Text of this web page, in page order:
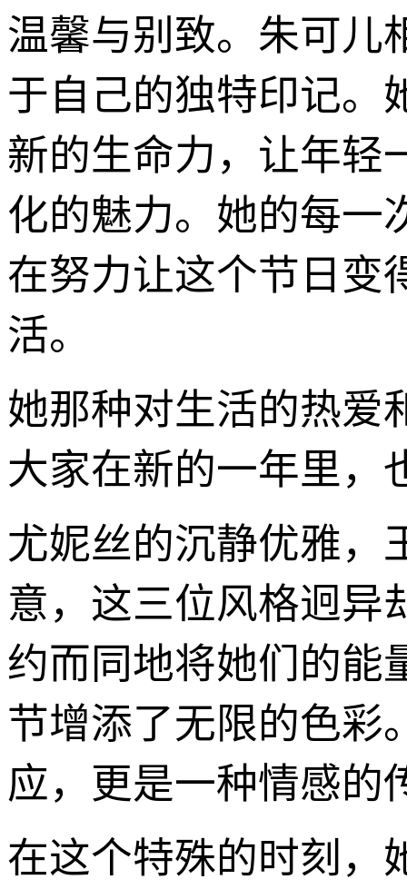
温馨与别致。朱可儿
于自己的独特印记。
新的生命力，让年轻
化的魅力。她的每一
在努力让这个节日变
活。
她那种对生活的热爱
大家在新的一年里，
尤妮丝的沉静优雅，
意，这三位风格迥异
约而同地将她们的能
节增添了无限的色彩
应，更是一种情感的
在这个特殊的时刻，